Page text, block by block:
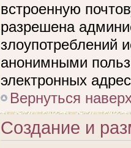
встроенную
разрешена
злоупотреблений
анонимными
электронных
Вернуться
Создание и